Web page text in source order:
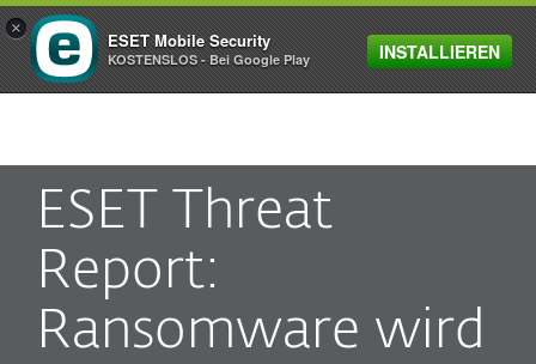
MENU
ESET Threat
Report:
Ransomware wird
×
ESET Mobile Security
KOSTENSLOS - Bei Google Play INSTALLIEREN